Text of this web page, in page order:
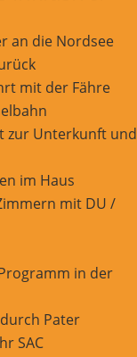
an die Nordsee
mit der Fähre
zur Unterkunft und
im Haus
mit DU /
in der
Pater
SAC